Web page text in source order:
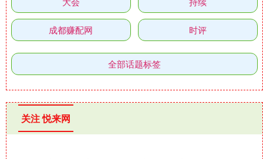
成都赚配网 时评
全部话题标签
关注 悦来网